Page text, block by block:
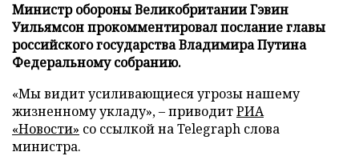
Министр обороны Великобритании Гэвин
Уильямсон прокомментировал послание главы
российского государства Владимира Путина
Федеральному собранию.
«Мы видит усиливающиеся угрозы нашему
жизненному укладу», – приводитРИА
«Новости» со ссылкой на Telegraph слова
министра.